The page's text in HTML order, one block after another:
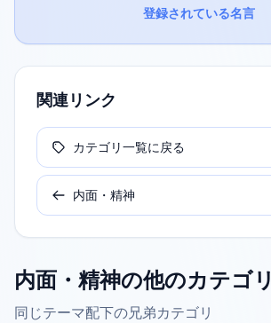
登録されている名言
関連リンク
カテゴリ一覧に戻る
内面・精神
内面・精神の他のカテゴリ
同じテーマ配下の兄弟カテゴリ